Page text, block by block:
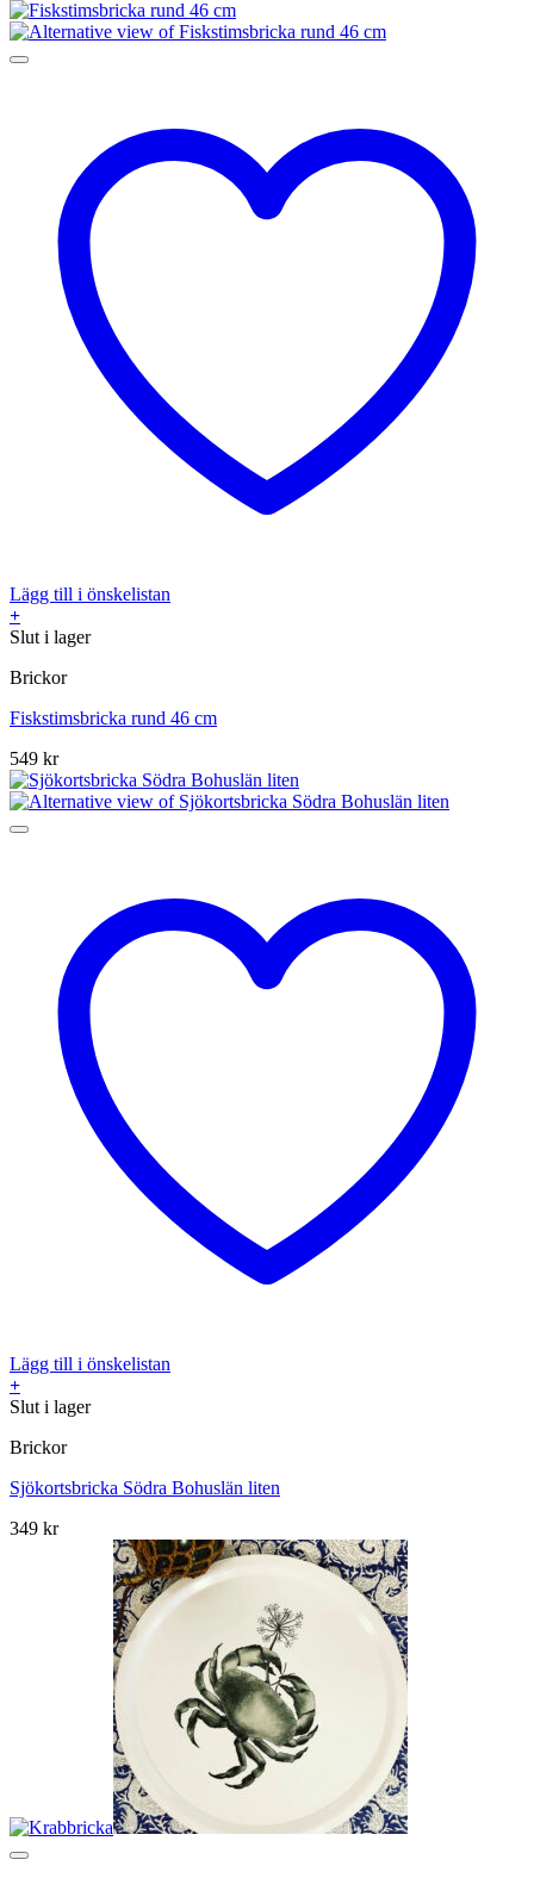
Lägg till i önskelistan
+
Slut i lager
Brickor
Fiskstimsbricka rund 46 cm
549 kr
Lägg till i önskelistan
+
Slut i lager
Brickor
Sjökortsbricka Södra Bohuslän liten
349 kr